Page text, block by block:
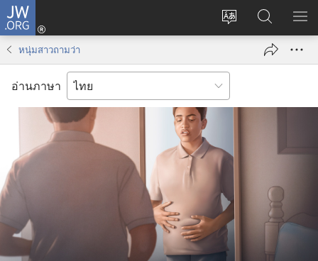
JW.ORG
เปลี่ยน
เข้า
(เปิด
ใหม่)
ค้นหา
ใน
JW.ORG
แส
หนุ่มสาวถามว่า
อ่านภาษา